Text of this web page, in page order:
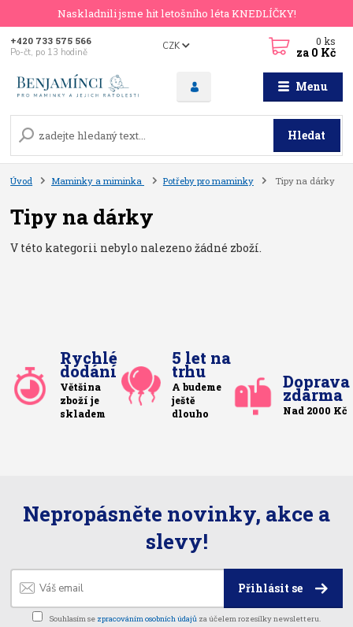
Naskladnili jsme hit letošního léta KNEDLÍČKY!
Menu
CZK
Hledat
+420 733 575 566
Po-čt, po 13 hodině
0ks
za 0 Kč
Úvod Maminky a miminka Potřeby pro maminky Tipy na dárky
Tipy na dárky
V této kategorii nebylo nalezeno žádné zboží.
Rychlé
dodání
Většina
zboží je
skladem
5 let na
trhu
A budeme
ještě
dlouho
Doprava
zdarma
Nad 2000 Kč
Nepropásněte novinky, akce a
slevy!
Přihlásit se
Souhlasím se zpracováním osobních údajů za účelem rozesílky newsletteru.